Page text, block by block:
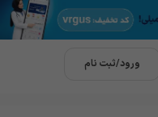
ورود/ثبت نام